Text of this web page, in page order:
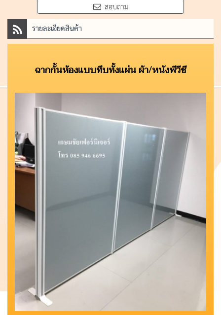
สอบถาม
รายละเอียดสินค้า
ฉากกั้นห้องแบบทึบทั้งแผ่น ผ้า/หนังพีวีซี